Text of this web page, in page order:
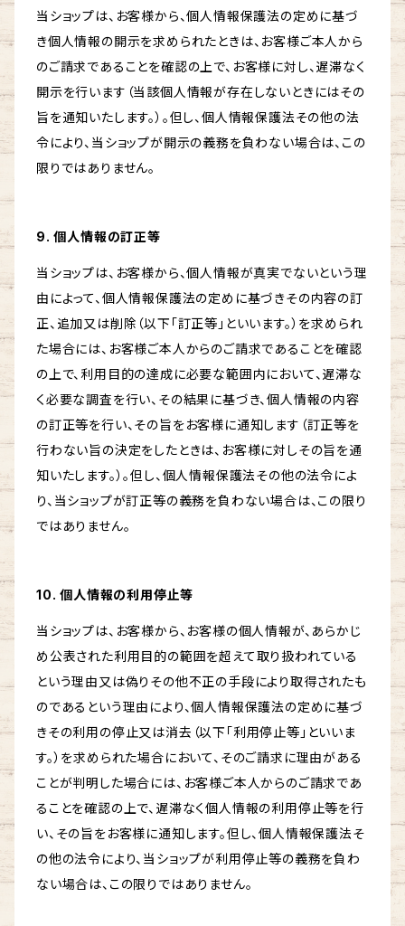
当ショップは、お客様から、個人情報保護法の定めに基づ
き個人情報の開示を求められたときは、お客様ご本人から
のご請求であることを確認の上で、お客様に対し、遅滞なく
開示を行います（当該個人情報が存在しないときにはその
旨を通知いたします。）。但し、個人情報保護法その他の法
令により、当ショップが開示の義務を負わない場合は、この
限りではありません。
9. 個人情報の訂正等
当ショップは、お客様から、個人情報が真実でないという理
由によって、個人情報保護法の定めに基づきその内容の訂
正、追加又は削除（以下「訂正等」といいます。）を求められ
た場合には、お客様ご本人からのご請求であることを確認
の上で、利用目的の達成に必要な範囲内において、遅滞な
く必要な調査を行い、その結果に基づき、個人情報の内容
の訂正等を行い、その旨をお客様に通知します（訂正等を
行わない旨の決定をしたときは、お客様に対しその旨を通
知いたします。）。但し、個人情報保護法その他の法令によ
り、当ショップが訂正等の義務を負わない場合は、この限り
ではありません。
10. 個人情報の利用停止等
当ショップは、お客様から、お客様の個人情報が、あらかじ
め公表された利用目的の範囲を超えて取り扱われている
という理由又は偽りその他不正の手段により取得されたも
のであるという理由により、個人情報保護法の定めに基づ
きその利用の停止又は消去（以下「利用停止等」といいま
す。）を求められた場合において、そのご請求に理由がある
ことが判明した場合には、お客様ご本人からのご請求であ
ることを確認の上で、遅滞なく個人情報の利用停止等を行
い、その旨をお客様に通知します。但し、個人情報保護法そ
の他の法令により、当ショップが利用停止等の義務を負わ
ない場合は、この限りではありません。